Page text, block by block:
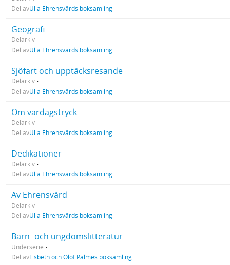
Del avUlla Ehrensvärds boksamling
Geografi
Delarkiv
Del avUlla Ehrensvärds boksamling
Sjöfart och upptäcksresande
Delarkiv
Del avUlla Ehrensvärds boksamling
Om vardagstryck
Delarkiv
Del avUlla Ehrensvärds boksamling
Dedikationer
Delarkiv
Del avUlla Ehrensvärds boksamling
Av Ehrensvärd
Delarkiv
Del avUlla Ehrensvärds boksamling
Barn- och ungdomslitteratur
Underserie
Del avLisbeth och Olof Palmes boksamling